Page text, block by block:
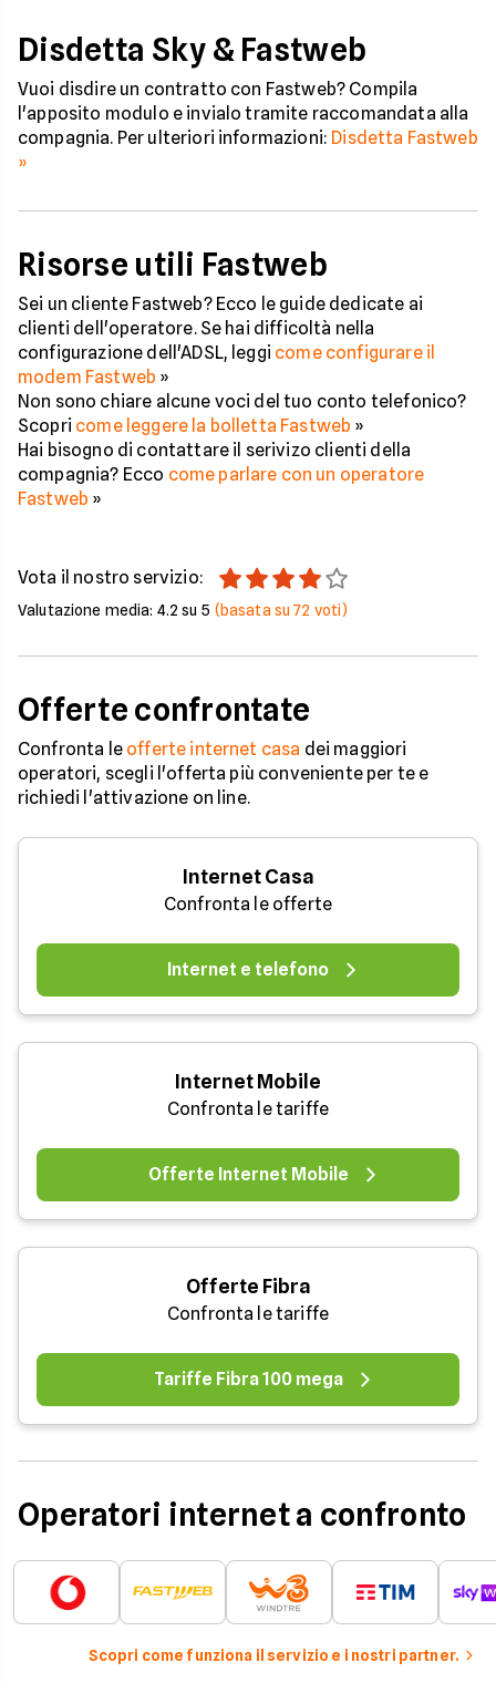
Disdetta Sky & Fastweb
Vuoi disdire un contratto con Fastweb? Compila
l'apposito modulo e invialo tramite raccomandata alla
compagnia. Per ulteriori informazioni: Disdetta Fastweb
»
Risorse utili Fastweb
Sei un cliente Fastweb? Ecco le guide dedicate ai
clienti dell'operatore. Se hai difficoltà nella
configurazione dell'ADSL, leggi come configurare il
modem Fastweb »
Non sono chiare alcune voci del tuo conto telefonico?
Scopri come leggere la bolletta Fastweb »
Hai bisogno di contattare il serivizo clienti della
compagnia? Ecco come parlare con un operatore
Fastweb »
Vota il nostro servizio:
Valutazione media: 4.2 su 5 (basata su72 voti)
Offerte confrontate
Confronta le offerte internet casa dei maggiori
operatori, scegli l'offerta più conveniente per te e
richiedi l'attivazione on line.
Internet Casa
Confronta le offerte
Internet e telefono
Internet Mobile
Confronta le tariffe
Offerte Internet Mobile
Offerte Fibra
Confronta le tariffe
Tariffe Fibra 100 mega
Operatori internet a confronto
Scopri come funziona il servizio e i nostri partner.